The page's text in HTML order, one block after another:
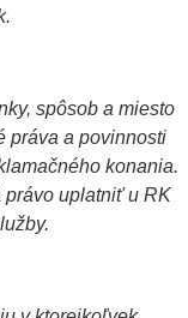
spôsob a miesto
práva a povinnosti
konania.
právo uplatniť u RK